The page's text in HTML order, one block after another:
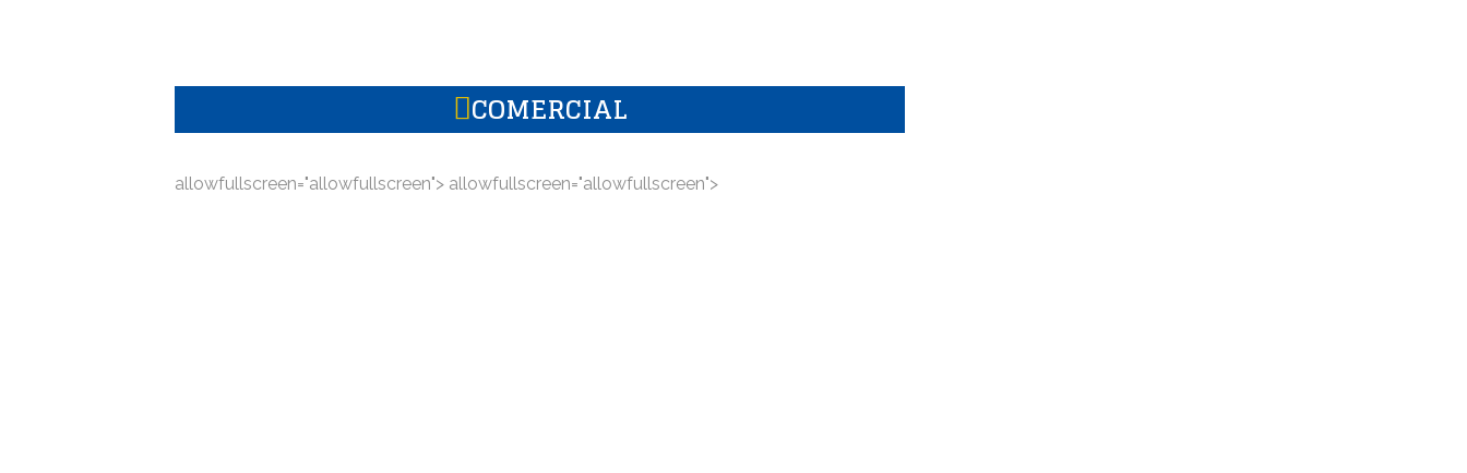
COMERCIAL
allowfullscreen="allowfullscreen"> allowfullscreen="allowfullscreen">